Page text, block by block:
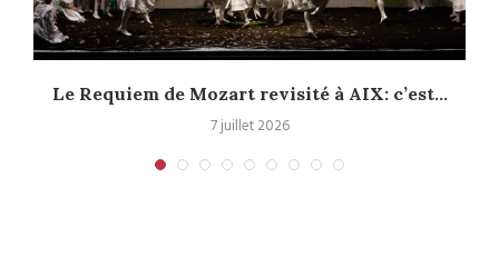
Le Requiem de Mozart revisité à AIX: c’est...
7 juillet 2026